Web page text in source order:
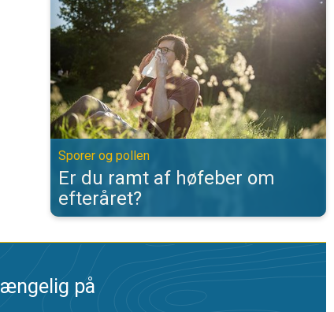
Sporer og pollen
Er du ramt af høfeber om
efteråret?
på